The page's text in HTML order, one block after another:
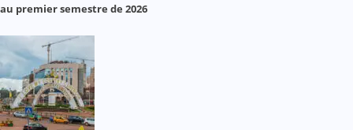
au premier semestre de 2026